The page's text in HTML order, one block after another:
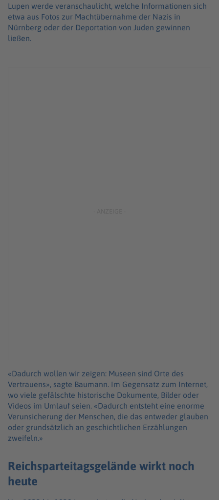
Lupen werde veranschaulicht, welche Informationen sich
etwa aus Fotos zur Machtübernahme der Nazis in
Nürnberg oder der Deportation von Juden gewinnen
ließen.
«Dadurch wollen wir zeigen: Museen sind Orte des
Vertrauens», sagte Baumann. Im Gegensatz zum Internet,
wo viele gefälschte historische Dokumente, Bilder oder
Videos im Umlauf seien. «Dadurch entsteht eine enorme
Verunsicherung der Menschen, die das entweder glauben
oder grundsätzlich an geschichtlichen Erzählungen
zweifeln.»
Reichsparteitagsgelände wirkt noch
heute